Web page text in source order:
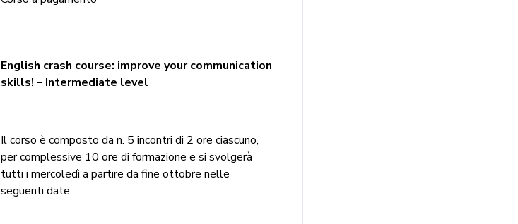
English crash course: improve your communication
skills! – Intermediate level
Il corso è composto da n. 5 incontri di 2 ore ciascuno,
per complessive 10 ore di formazione e si svolgerà
tutti i mercoledì a partire da fine ottobre nelle
seguenti date: